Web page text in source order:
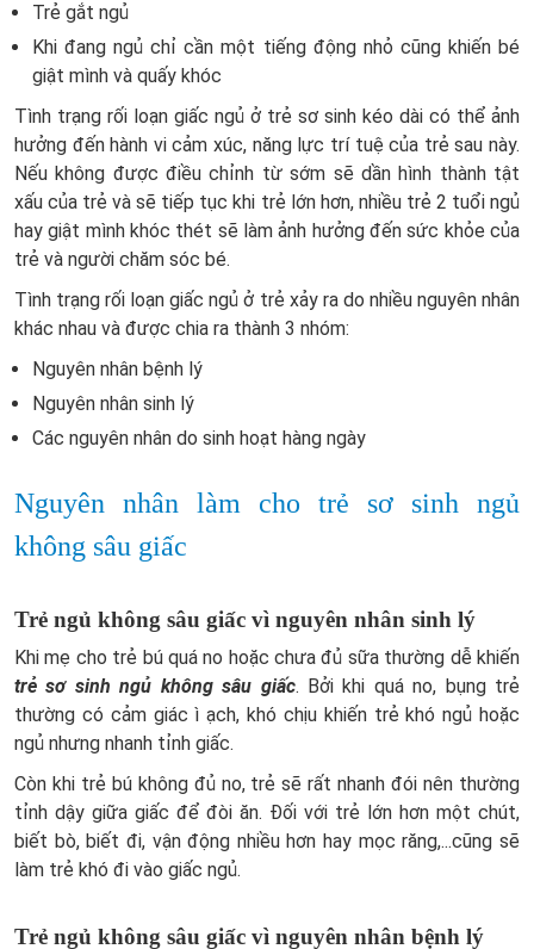
Trẻ gắt ngủ
Khi đang ngủ chỉ cần một tiếng động nhỏ cũng khiến bé
giật mình và quấy khóc
Tình trạng rối loạn giấc ngủ ở trẻ sơ sinh kéo dài có thể ảnh
hưởng đến hành vi cảm xúc, năng lực trí tuệ của trẻ sau này.
Nếu không được điều chỉnh từ sớm sẽ dần hình thành tật
xấu của trẻ và sẽ tiếp tục khi trẻ lớn hơn, nhiều trẻ 2 tuổi ngủ
hay giật mình khóc thét sẽ làm ảnh hưởng đến sức khỏe của
trẻ và người chăm sóc bé.
Tình trạng rối loạn giấc ngủ ở trẻ xảy ra do nhiều nguyên nhân
khác nhau và được chia ra thành 3 nhóm:
Nguyên nhân bệnh lý
Nguyên nhân sinh lý
Các nguyên nhân do sinh hoạt hàng ngày
Nguyên nhân làm cho trẻ sơ sinh ngủ
không sâu giấc
Trẻ ngủ không sâu giấc vì nguyên nhân sinh lý
Khi mẹ cho trẻ bú quá no hoặc chưa đủ sữa thường dễ khiến
trẻ sơ sinh ngủ không sâu giấc. Bởi khi quá no, bụng trẻ
thường có cảm giác ì ạch, khó chịu khiến trẻ khó ngủ hoặc
ngủ nhưng nhanh tỉnh giấc.
Còn khi trẻ bú không đủ no, trẻ sẽ rất nhanh đói nên thường
tỉnh dậy giữa giấc để đòi ăn. Đối với trẻ lớn hơn một chút,
biết bò, biết đi, vận động nhiều hơn hay mọc răng,...cũng sẽ
làm trẻ khó đi vào giấc ngủ.
Trẻ ngủ không sâu giấc vì nguyên nhân bệnh lý